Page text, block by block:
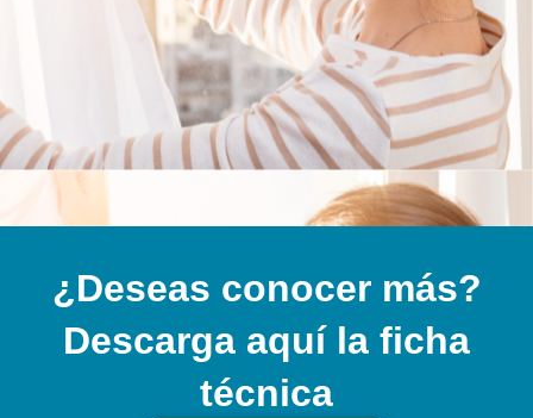
¿Deseas conocer más?
Descarga aquí la ficha
técnica